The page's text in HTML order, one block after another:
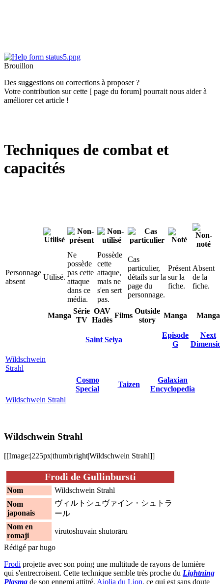
Brouillon
Des suggestions ou corrections à proposer ?
Votre contribution sur cette [ page du forum] pourrait nous aider à
améliorer cet article !
Techniques de combat et
capacités
Personnage
absent
Utilisé.
Ne
possède
pas cette
attaque
dans ce
média.
Possède
cette
attaque,
mais ne
s'en sert
pas.
Cas
particulier,
détails sur la
page du
personnage.
Présent
sur la
fiche.
Absent
de la
fiche.
Manga
Série
TV
OAV
Hadès
Films
Outside
story
Manga Manga
Saint Seiya
Episode
G
Next
Wildschwein
Strahl
Cosmo
Special
Taizen
Galaxian
Encyclopedia
Wildschwein Strahl
Wildschwein Strahl
[[Image:|225px|thumb|right|Wildschwein Strahl]]
Frodi de Gullinbursti
Nom
Wildschwein Strahl
Nom
japonais
ヴィルトシュヴァイン・シュトラ
ール
Nom en
romaji
virutoshuvain shutorāru
Rédigé par hugo
Frodi projette avec son poing une multitude de rayons de lumière
qui s'entrecroisent. Cette technique semble très proche du Lightning
Plasma de son ennemi attitré, Aiolia du Lion, ce qui est sans doute